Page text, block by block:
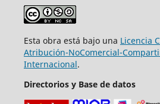
Esta obra está bajo una Licencia
Atribución-NoComercial-
Internacional.
Directorios y Base de datos